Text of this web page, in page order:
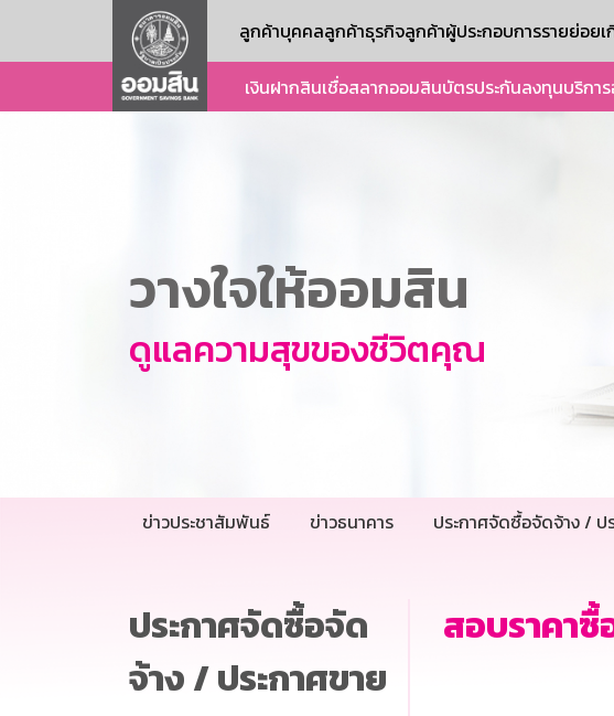
ลูกค้าบุคคลลูกค้าธุรกิจลูกค้าผู้ประกอบการรายย่อย
เงินฝากสินเชื่อสลากออมสินบัตรประกันลงทุนบริกา
วางใจให้ออมสิน
ดูแลความสุขของชีวิตคุณ
ข่าวประชาสัมพันธ์ ข่าวธนาคาร ประกาศจัดซื้อจัดจ้าง / ป
ประกาศจัดซื้อจัด
จ้าง / ประกาศขาย
สอบราคาซื้